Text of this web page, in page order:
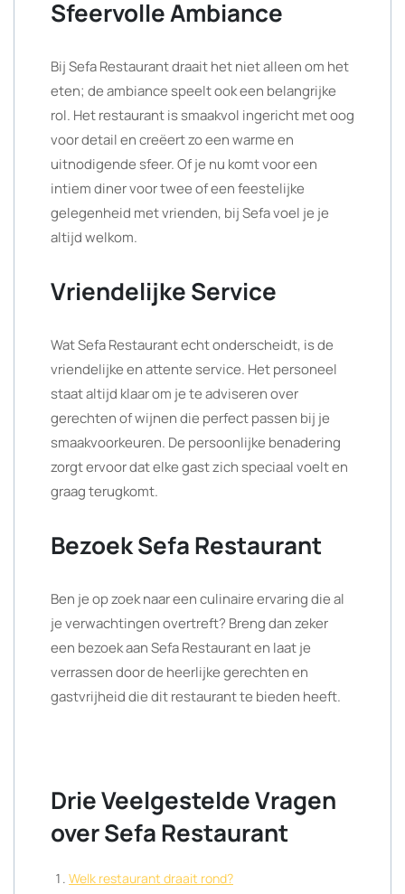
Sfeervolle Ambiance
Bij Sefa Restaurant draait het niet alleen om het
eten; de ambiance speelt ook een belangrijke
rol. Het restaurant is smaakvol ingericht met oog
voor detail en creëert zo een warme en
uitnodigende sfeer. Of je nu komt voor een
intiem diner voor twee of een feestelijke
gelegenheid met vrienden, bij Sefa voel je je
altijd welkom.
Vriendelijke Service
Wat Sefa Restaurant echt onderscheidt, is de
vriendelijke en attente service. Het personeel
staat altijd klaar om je te adviseren over
gerechten of wijnen die perfect passen bij je
smaakvoorkeuren. De persoonlijke benadering
zorgt ervoor dat elke gast zich speciaal voelt en
graag terugkomt.
Bezoek Sefa Restaurant
Ben je op zoek naar een culinaire ervaring die al
je verwachtingen overtreft? Breng dan zeker
een bezoek aan Sefa Restaurant en laat je
verrassen door de heerlijke gerechten en
gastvrijheid die dit restaurant te bieden heeft.
Drie Veelgestelde Vragen
over Sefa Restaurant
Welk restaurant draait rond?